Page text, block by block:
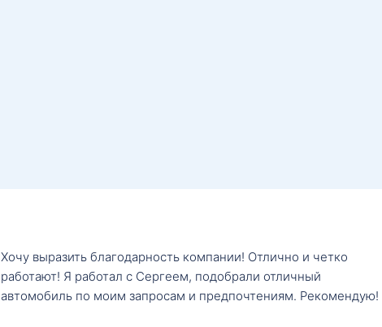
Хочу выразить благодарность компании! Отлично и четко
работают! Я работал с Сергеем, подобрали отличный
автомобиль по моим запросам и предпочтениям. Рекомендую!